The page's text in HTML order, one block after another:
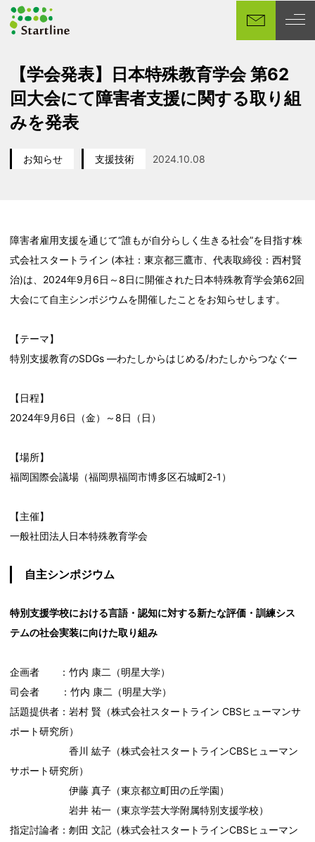
イ
へ
移
【学会発表】日本特殊教育学会 第62
回大会にて障害者支援に関する取り組
みを発表
カテゴリー
お知らせ
カテゴリー
支援技術
投稿日
2024.10.08
障害者雇用支援を通じて“誰もが自分らしく生きる社会”を目指す株
式会社スタートライン (本社：東京都三鷹市、代表取締役：西村賢
治)は、2024年9月6日～8日に開催された日本特殊教育学会第62回
大会にて自主シンポジウムを開催したことをお知らせします。
【テーマ】
特別支援教育のSDGs ―わたしからはじめる/わたしからつなぐー
【日程】
2024年9月6日（金）～8日（日）
【場所】
福岡国際会議場（福岡県福岡市博多区石城町2-1）
【主催】
一般社団法人日本特殊教育学会
自主シンポジウム
特別支援学校における言語・認知に対する新たな評価・訓練シス
テムの社会実装に向けた取り組み
企画者 ：竹内 康二（明星大学）
司会者 ：竹内 康二（明星大学）
話題提供者：岩村 賢（株式会社スタートライン CBSヒューマンサ
ポート研究所）
香川 紘子（株式会社スタートラインCBSヒューマン
サポート研究所）
伊藤 真子（東京都立町田の丘学園）
岩井 祐一（東京学芸大学附属特別支援学校）
指定討論者：刎田 文記（株式会社スタートラインCBSヒューマン